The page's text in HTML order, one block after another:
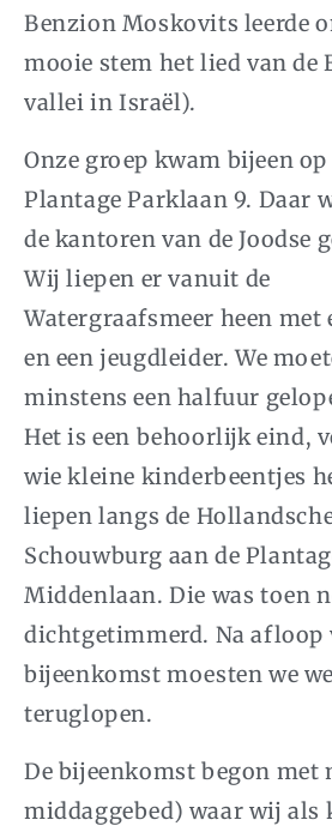
Benzion Moskovits leerde
mooie stem het lied van de
vallei in Israël).
Onze groep kwam bijeen op
Plantage Parklaan 9. Daar
de kantoren van de Joodse
Wij liepen er vanuit de
Watergraafsmeer heen met
en een jeugdleider. We
minstens een halfuur
Het is een behoorlijk eind,
wie kleine kinderbeentjes
liepen langs de
Schouwburg aan de
Middenlaan. Die was toen
dichtgetimmerd. Na afloop
bijeenkomst moesten we
teruglopen.
De bijeenkomst begon met
middaggebed) waar wij als